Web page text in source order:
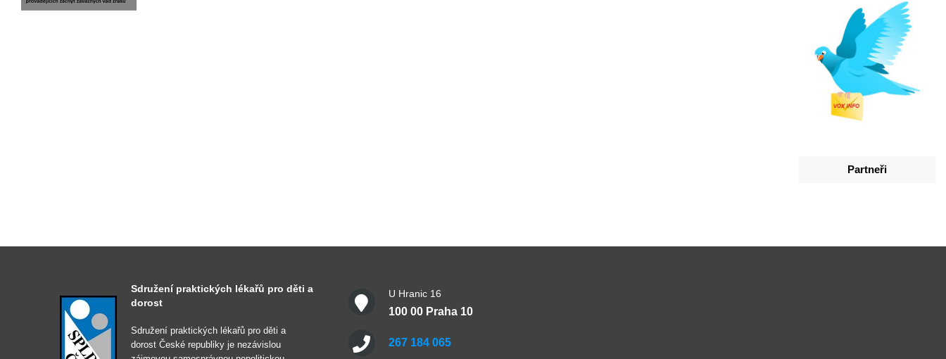
Partneři
Sdružení praktických lékařů pro děti a
dorost
Sdružení praktických lékařů pro děti a
dorost České republiky je nezávislou
U Hranic 16
100 00 Praha 10
267 184 065